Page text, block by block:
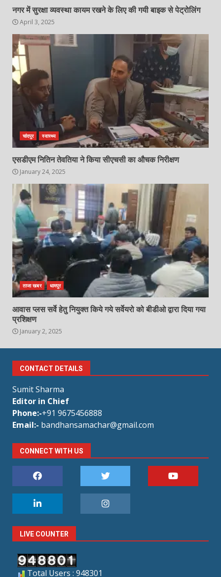
नगर में सुरक्षा व्यवस्था कायम रखने के लिए की गयी बाइक से पेट्रोलिंग
April 3, 2025
चांदपुर स्वास्थ्य
एसडीएम नितिन तेवतिया ने किया सीएचसी का औचक निरीक्षण
January 24, 2025
ताजा खबर धामपुर
आवास प्लस सर्वे हेतु नियुक्त किये गये सर्वेयरो को बीडीओ द्वारा दिया गया
प्रशिक्षण
January 2, 2025
CONTACT DETAILS
Sumit Sharma
Editor in Chief
Phone:-+91 9675456888
Email:- bandhansamachar@gmail.com
CONNECT WITH US
LIVE COUNTER
Total Users : 948301